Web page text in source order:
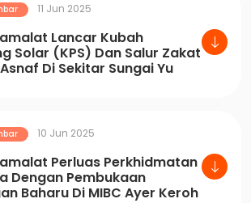
11 Jun 2025
Lancar Kubah
Solar (KPS) Dan Salur Zakat
Di Sekitar Sungai Yu
10 Jun 2025
Perluas Perkhidmatan
Dengan Pembukaan
Baharu Di MIBC Ayer Keroh